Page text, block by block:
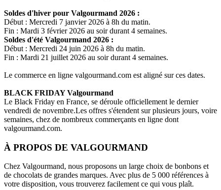
Soldes d'hiver pour Valgourmand 2026 :
Début : Mercredi 7 janvier 2026 à 8h du matin.
Fin : Mardi 3 février 2026 au soir durant 4 semaines.
Soldes d'été Valgourmand 2026 :
Début : Mercredi 24 juin 2026 à 8h du matin.
Fin : Mardi 21 juillet 2026 au soir durant 4 semaines.
Le commerce en ligne valgourmand.com est aligné sur ces dates.
BLACK FRIDAYValgourmand
Le Black Friday en France, se déroule officiellement le dernier
vendredi de novembre.Les offres s'étendent sur plusieurs jours, voire
semaines, chez de nombreux commerçants en ligne dont
valgourmand.com.
À PROPOS DE VALGOURMAND
Chez Valgourmand, nous proposons un large choix de bonbons et
de chocolats de grandes marques. Avec plus de 5 000 références à
votre disposition, vous trouverez facilement ce qui vous plaît.